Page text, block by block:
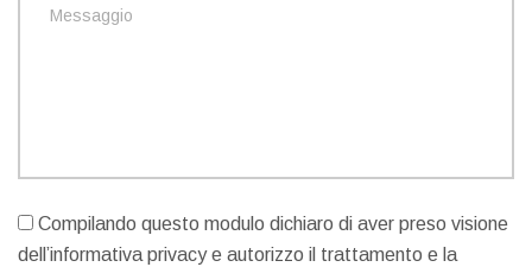
Compilando questo modulo dichiaro di aver preso visione
dell’informativa privacy e autorizzo il trattamento e la